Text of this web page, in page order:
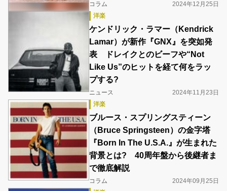
コラム
2024年12月25日
洋楽
ケンドリック・ラマー（Kendrick
Lamar）が新作『GNX』を突如発
表 ドレイクとのビーフや“Not
Like Us”のヒットを経て何をラッ
プする?
ニュース
2024年11月23日
洋楽
ブルース・スプリングスティーン
（Bruce Springsteen）の金字塔
『Born In The U.S.A.』が生まれた
背景とは? 40周年盤から後継者ま
で徹底解説
コラム
2024年09月25日